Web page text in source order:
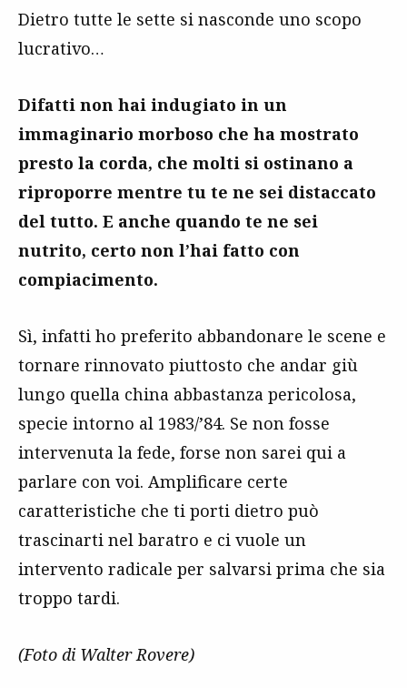
Dietro tutte le sette si nasconde uno scopo
lucrativo…
Difatti non hai indugiato in un
immaginario morboso che ha mostrato
presto la corda, che molti si ostinano a
riproporre mentre tu te ne sei distaccato
del tutto. E anche quando te ne sei
nutrito, certo non l’hai fatto con
compiacimento.
Sì, infatti ho preferito abbandonare le scene e
tornare rinnovato piuttosto che andar giù
lungo quella china abbastanza pericolosa,
specie intorno al 1983/’84. Se non fosse
intervenuta la fede, forse non sarei qui a
parlare con voi. Amplificare certe
caratteristiche che ti porti dietro può
trascinarti nel baratro e ci vuole un
intervento radicale per salvarsi prima che sia
troppo tardi.
(Foto di Walter Rovere)